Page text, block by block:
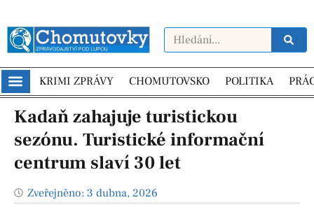
KRIMI ZPRÁVY CHOMUTOVSKO POLITIKA
Kadaň zahajuje turistickou
sezónu. Turistické informační
centrum slaví 30 let
Zveřejněno: 3 dubna, 2026